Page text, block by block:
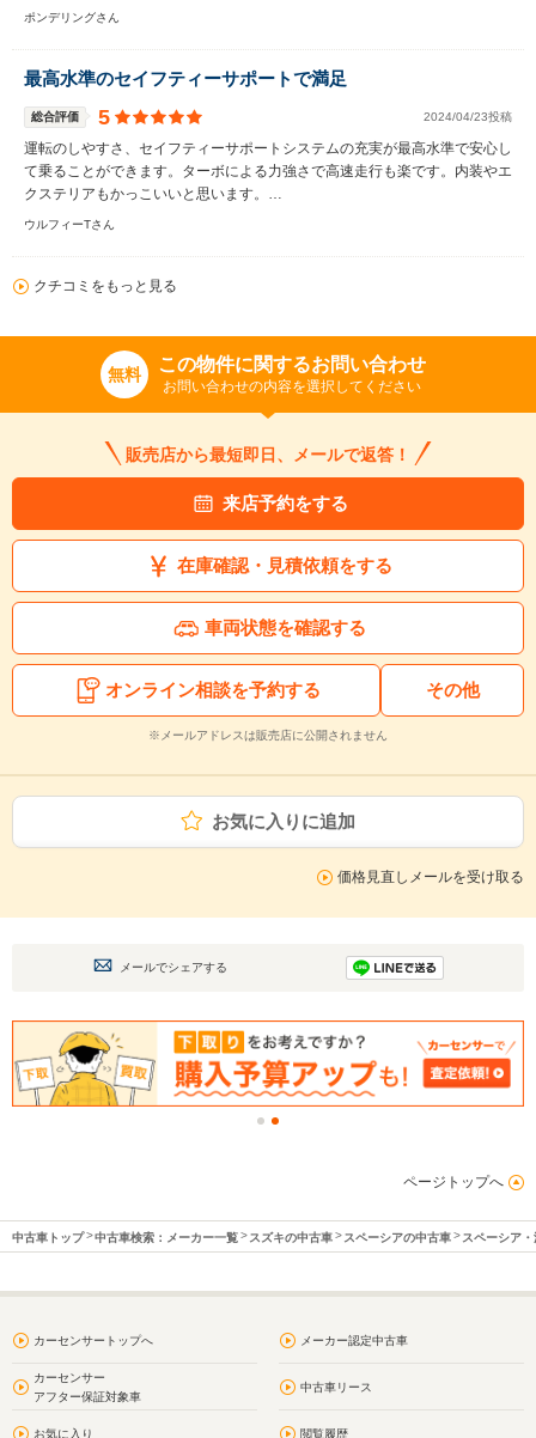
ポンデリングさん
最高水準のセイフティーサポートで満足
総合評価 5 2024/04/23投稿
運転のしやすさ、セイフティーサポートシステムの充実が最高水準で安心し
て乗ることができます。ターボによる力強さで高速走行も楽です。内装やエ
クステリアもかっこいいと思います。…
ウルフィーTさん
クチコミをもっと見る
無料 この物件に関するお問い合わせ
お問い合わせの内容を選択してください
販売店から最短即日、メールで返答！
来店予約をする
在庫確認・見積依頼をする
車両状態を確認する
オンライン相談を予約する その他
※メールアドレスは販売店に公開されません
お気に入りに追加
価格見直しメールを受け取る
メールでシェアする
ページトップへ
中古車トップ 中古車検索：メーカー一覧 スズキの中古車 スペーシアの中古車 スペーシア
カーセンサートップへ メーカー認定中古車
カーセンサー
アフター保証対象車
中古車リース
お気に入り 閲覧履歴